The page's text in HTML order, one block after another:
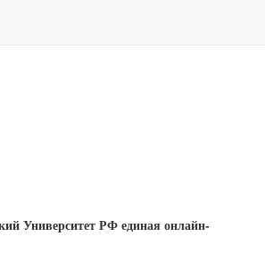
Университет РФ единая онлайн-